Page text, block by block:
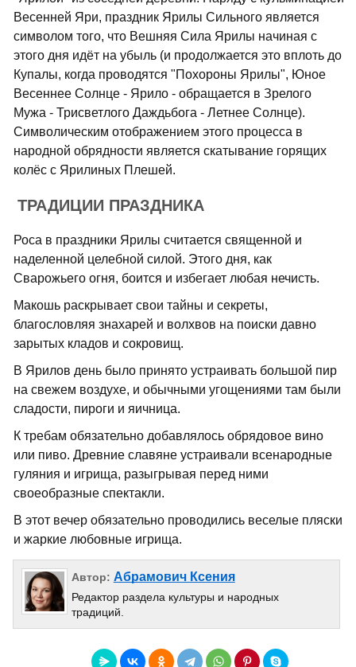
Весенней Яри, праздник Ярилы Сильного является
символом того, что Вешняя Сила Ярилы начиная с
этого дня идёт на убыль (и продолжается это вплоть до
Купалы, когда проводятся "Похороны Ярилы", Юное
Весеннее Солнце - Ярило - обращается в Зрелого
Мужа - Трисветлого Даждьбога - Летнее Солнце).
Символическим отображением этого процесса в
народной обрядности является скатывание горящих
колёс с Ярилиных Плешей.
ТРАДИЦИИ ПРАЗДНИКА
Роса в праздники Ярилы считается священной и
наделенной целебной силой. Этого дня, как
Сварожьего огня, боится и избегает любая нечисть.
Макошь раскрывает свои тайны и секреты,
благословляя знахарей и волхвов на поиски давно
зарытых кладов и сокровищ.
В Ярилов день было принято устраивать большой пир
на свежем воздухе, и обычными угощениями там были
сладости, пироги и яичница.
К требам обязательно добавлялось обрядовое вино
или пиво. Древние славяне устраивали всенародные
гуляния и игрища, разыгрывая перед ними
своеобразные спектакли.
В этот вечер обязательно проводились веселые пляски
и жаркие любовные игрища.
Автор: Абрамович Ксения
Редактор раздела культуры и народных
традиций.